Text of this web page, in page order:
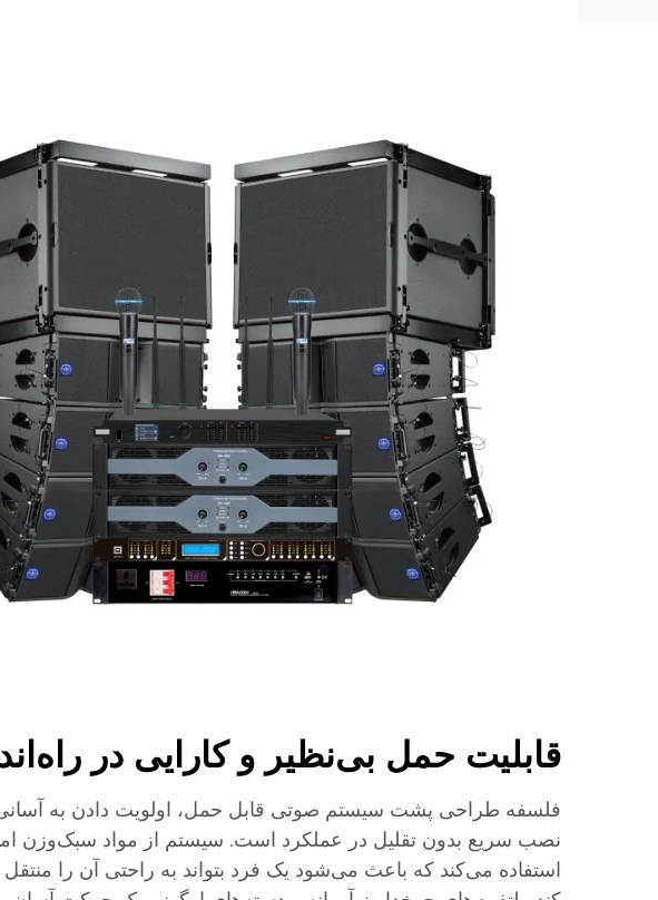
قابلیت حمل بی‌نظیر و کارایی در
فلسفه طراحی پشت سیستم صوتی قابل حمل، اولویت دادن به
نصب سریع بدون تقلیل در عملکرد است. سیستم از مواد سبک‌وزن
استفاده می‌کند که باعث می‌شود یک فرد بتواند به راحتی آن را